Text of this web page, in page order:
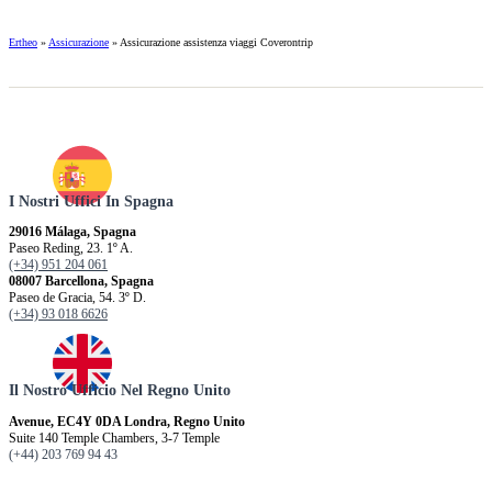
Ertheo » Assicurazione » Assicurazione assistenza viaggi Coverontrip
I Nostri Uffici In Spagna
29016 Málaga, Spagna
Paseo Reding, 23. 1º A.
(+34) 951 204 061
08007 Barcellona, ​​Spagna
Paseo de Gracia, 54. 3º D.
(+34) 93 018 6626
Il Nostro Ufficio Nel Regno Unito
Avenue, EC4Y 0DA Londra, Regno Unito
Suite 140 Temple Chambers, 3-7 Temple
(+44) 203 769 94 43